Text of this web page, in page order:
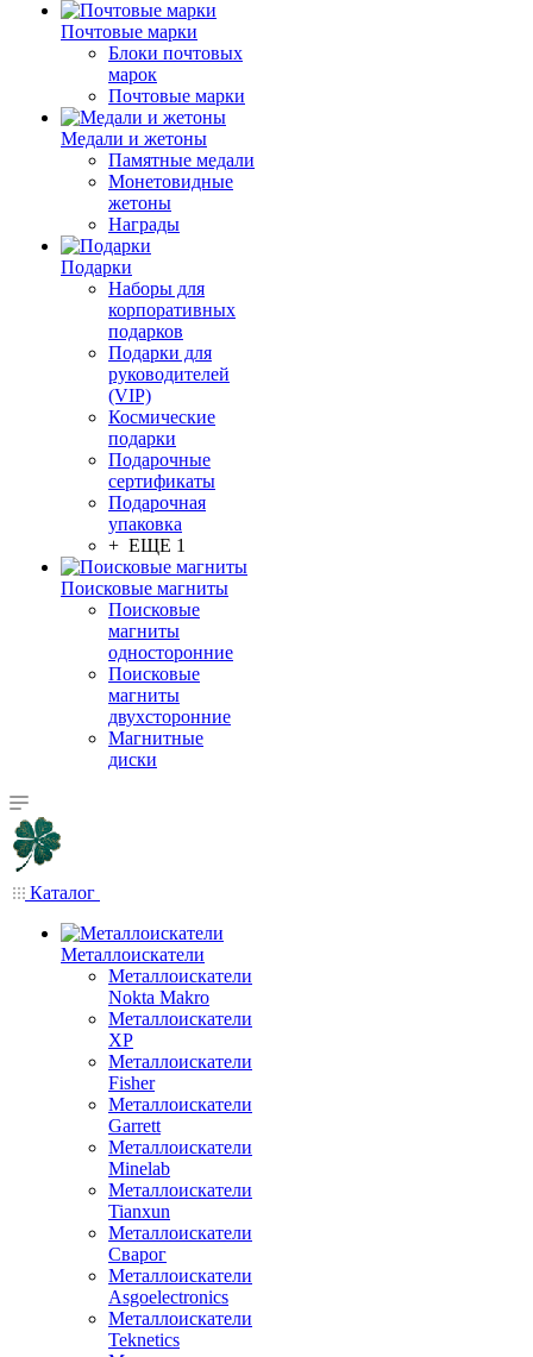
Почтовые марки
Блоки почтовых
марок
Почтовые марки
Медали и жетоны
Памятные медали
Монетовидные
жетоны
Награды
Подарки
Наборы для
корпоративных
подарков
Подарки для
руководителей
(VIP)
Космические
подарки
Подарочные
сертификаты
Подарочная
упаковка
+ ЕЩЕ 1
Поисковые магниты
Поисковые
магниты
односторонние
Поисковые
магниты
двухсторонние
Магнитные
диски
Каталог
Металлоискатели
Металлоискатели
Nokta Makro
Металлоискатели
XP
Металлоискатели
Fisher
Металлоискатели
Garrett
Металлоискатели
Minelab
Металлоискатели
Tianxun
Металлоискатели
Сварог
Металлоискатели
Asgoelectronics
Металлоискатели
Teknetics